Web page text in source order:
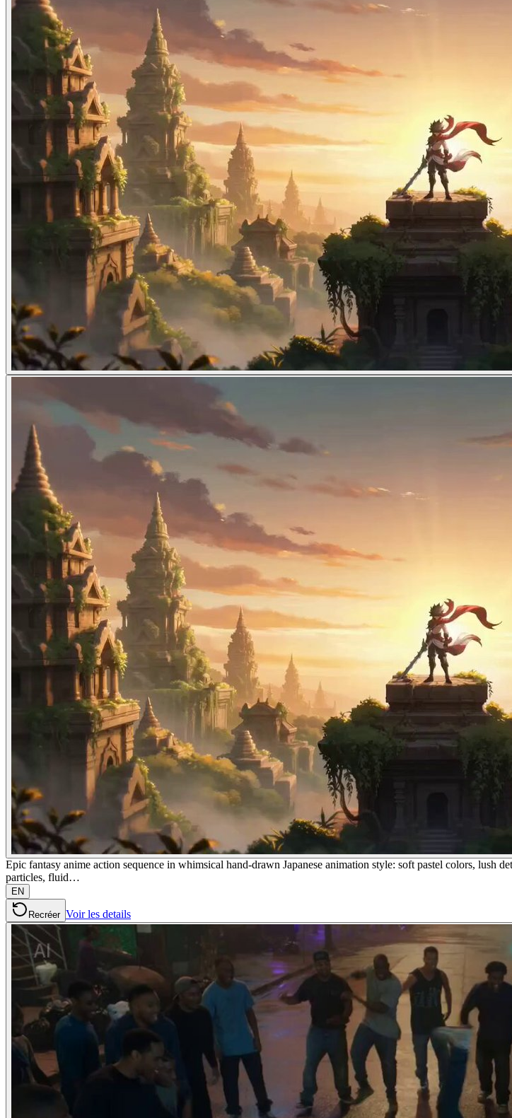
Epic fantasy anime action sequence in whimsical hand-drawn Japanese animation style: soft pastel colors,
particles, fluid…
EN
Recréer Voir les details